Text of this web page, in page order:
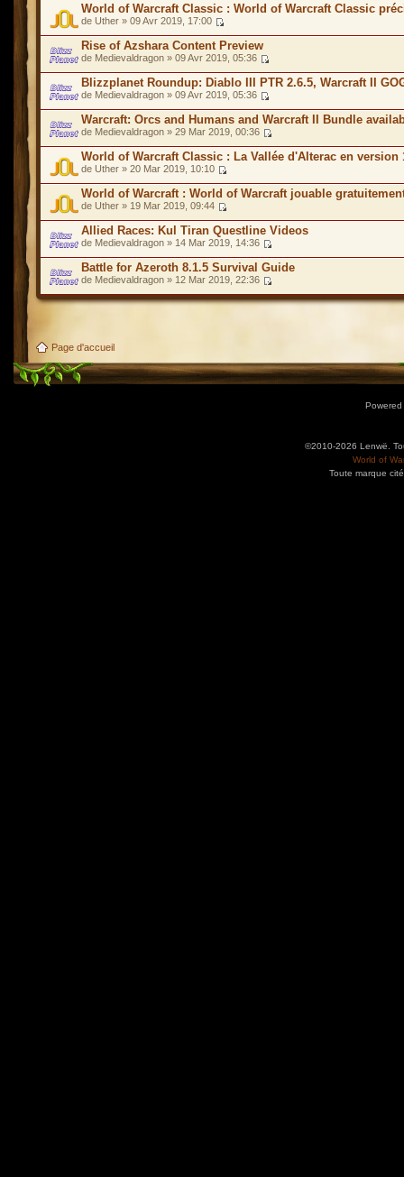
World of Warcraft Classic : World of Warcraft Classic
de Uther » 09 Avr 2019, 17:00
Rise of Azshara Content Preview
de Medievaldragon » 09 Avr 2019, 05:36
Blizzplanet Roundup: Diablo III PTR 2.6.5, Warcraft II
de Medievaldragon » 09 Avr 2019, 05:36
Warcraft: Orcs and Humans and Warcraft II Bundle
de Medievaldragon » 29 Mar 2019, 00:36
World of Warcraft Classic : La Vallée d'Alterac en version
de Uther » 20 Mar 2019, 10:10
World of Warcraft : World of Warcraft jouable
de Uther » 19 Mar 2019, 09:44
Allied Races: Kul Tiran Questline Videos
de Medievaldragon » 14 Mar 2019, 14:36
Battle for Azeroth 8.1.5 Survival Guide
de Medievaldragon » 12 Mar 2019, 22:36
Page d'accueil
©2010-2026 Lenwë.
World of
Toute marque